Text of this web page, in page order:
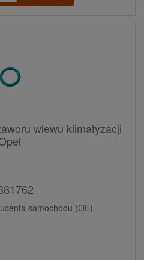
wlewu klimatyzacji
samochodu (OE)